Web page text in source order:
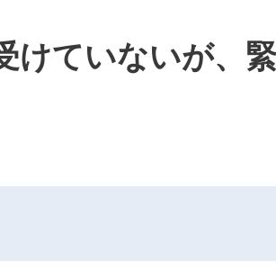
けていないが、